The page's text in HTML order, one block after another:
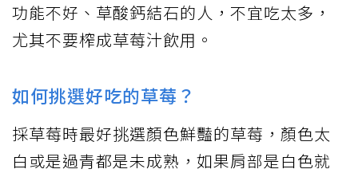
功能不好、草酸鈣結石的人，不宜吃太多，
尤其不要榨成草莓汁飲用。
如何挑選好吃的草莓？
採草莓時最好挑選顏色鮮豔的草莓，顏色太
白或是過青都是未成熟，如果肩部是白色就